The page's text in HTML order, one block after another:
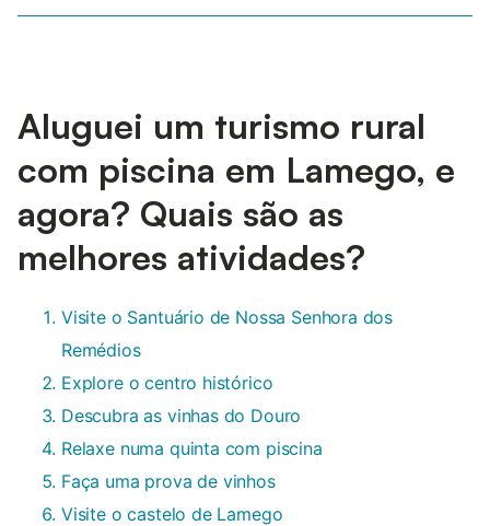
Aluguei um turismo rural
com piscina em Lamego, e
agora? Quais são as
melhores atividades?
Visite o Santuário de Nossa Senhora dos
Remédios
Explore o centro histórico
Descubra as vinhas do Douro
Relaxe numa quinta com piscina
Faça uma prova de vinhos
Visite o castelo de Lamego